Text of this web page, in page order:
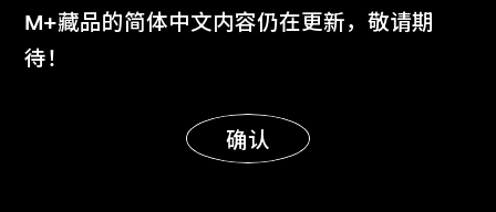
古儒郎
体验。
了解更多
明白
M+藏品的简体中文内容仍在更新，敬请期
待！
确认
显示更多